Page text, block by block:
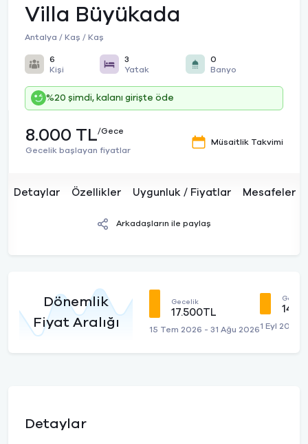
Villa Büyükada
Antalya / Kaş / Kaş
6
Kişi
3
Yatak
0
Banyo
%20 şimdi, kalanı girişte öde
8.000 TL/Gece
Gecelik başlayan fiyatlar
Müsaitlik Takvimi
Detaylar Özellikler Uygunluk / Fiyatlar Mesafeler
Arkadaşların ile paylaş
Dönemlik
Fiyat Aralığı
Gecelik
17.500TL
15 Tem 2026 - 31 Ağu 20261 Eyl 2026
Detaylar